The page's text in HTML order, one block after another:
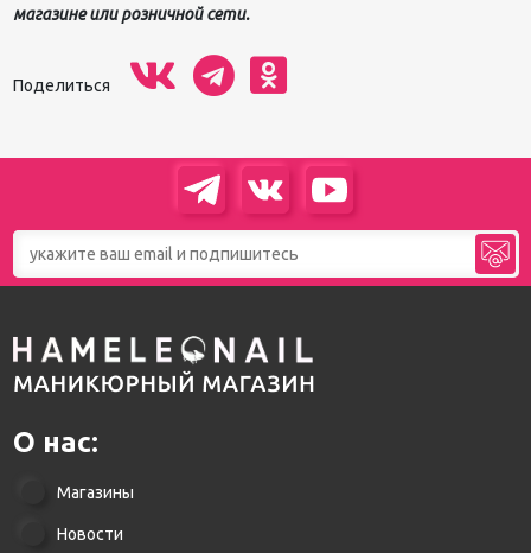
магазине или розничной сети.
Поделиться
О нас:
Магазины
Новости